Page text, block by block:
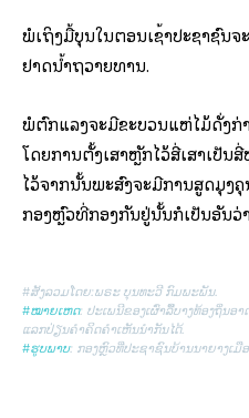
ພໍເຖິງມື້ບຸນໃນຕອນເຊົ້າປະຊາຊົນ
ຢາດນໍ້າຖວາຍທານ.
ພໍຕົກແລງຈະມີຂະບວນແຫ່ໄມ້ດັ່ງກ່
ໂດຍການຕັ້ງເສົາຫຼັກໄວ້ສີ່ເສົາເປັ
ໄວ້ຈາກນັ້ນພະສົງຈະມີການສູດມຸງ
ກອງຫຼົວທີ່ກອງກັນຢູ່ນັ້ນກໍເປັນອັນວ່
#ສັງລວມໂດຍ:ພຣະ ບຸນທະວີ ກົມພະພັນ.
#ໝາຍເຫດ: ປະເພນີຂອງເຜົ່າລື້ບາງທ້ອງຖິ່ນອ
ແລກປ່ຽນຄຳຄິດຄຳເຫັນນຳກັນໄດ້.
#ຮູບພາບ: ກອງຫຼົວທີ່ປະຊາຊົນບ້ານນາຍາງເມື